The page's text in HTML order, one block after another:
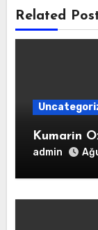
Related
Kumarin
admin